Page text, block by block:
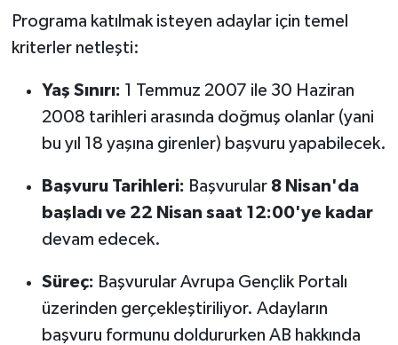
Programa katılmak isteyen adaylar için temel
kriterler netleşti:
Yaş Sınırı: 1 Temmuz 2007 ile 30 Haziran
2008 tarihleri arasında doğmuş olanlar (yani
bu yıl 18 yaşına girenler) başvuru yapabilecek.
Başvuru Tarihleri: Başvurular 8 Nisan'da
başladı ve 22 Nisan saat 12:00'ye kadar
devam edecek.
Süreç: Başvurular Avrupa Gençlik Portalı
üzerinden gerçekleştiriliyor. Adayların
başvuru formunu doldururken AB hakkında